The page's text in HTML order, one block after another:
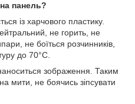
панель?
із харчового пластику.
не горить, не
не боїться розчинників,
до 70°С.
зображення. Таким
мити, не боячись зіпсувати